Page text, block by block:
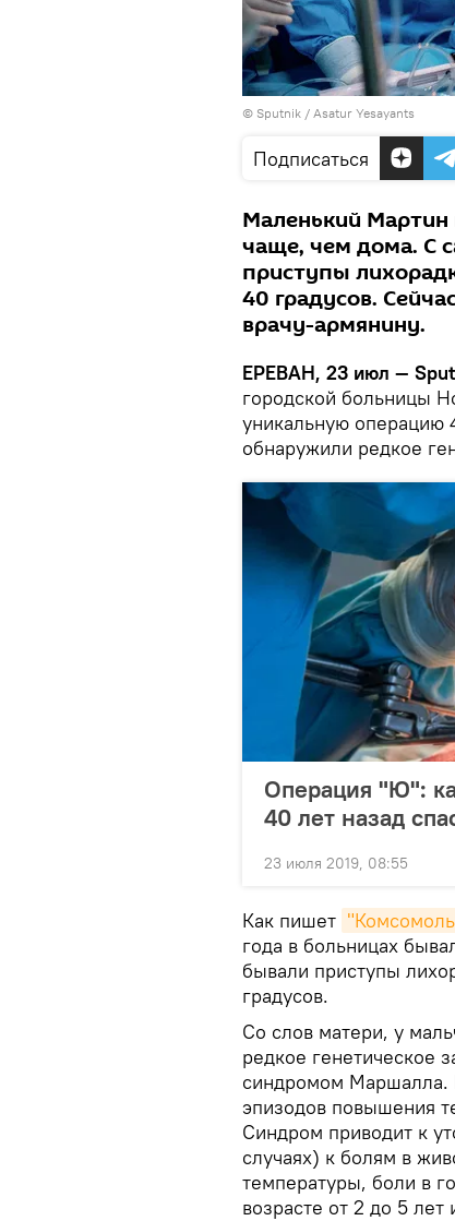
© Sputnik / Asatur Yesayants
Подписаться
Маленький Мартин
чаще, чем дома. С
приступы
40 градусов.
врачу-армянину.
ЕРЕВАН, 23 июл —
городской больницы
уникальную операцию
обнаружили редкое
Операция "Ю":
40 лет назад
23 июля 2019, 08:55
Как пишет
года в больницах
бывали приступы
градусов.
Со слов матери, у
редкое генетическое
синдромом Маршалла.
эпизодов повышения
Синдром приводит к
случаях) к болям в
температуры, боли в
возрасте от 2 до 5